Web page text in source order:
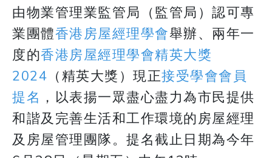
由物業管理業監管局（監管局）認可專
業團體香港房屋經理學會舉辦、兩年一
度的香港房屋經理學會精英大獎
2024 （精英大獎）現正接受學會會員
提名 ，以表揚一眾盡心盡力為市民提供
和諧及完善生活和工作環境的房屋經理
及房屋管理團隊。提名截止日期為今年